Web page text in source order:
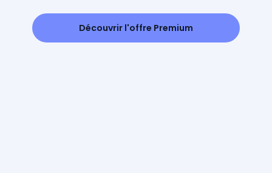
Découvrir l'offre Premium